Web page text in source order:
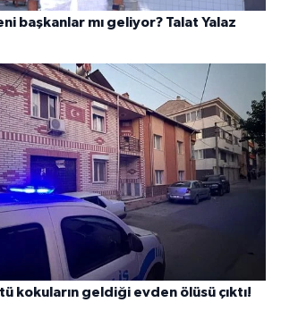
başkanlar mı geliyor? Talat Yalaz
kokuların geldiği evden ölüsü çıktı!